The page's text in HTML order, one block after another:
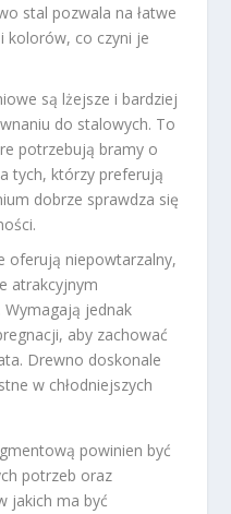
stal pozwala na łatwe
kolorów, co czyni je
są lżejsze i bardziej
do stalowych. To
potrzebują bramy o
tych, którzy preferują
dobrze sprawdza się
oferują niepowtarzalny,
atrakcyjnym
jednak
aby zachować
Drewno doskonale
w chłodniejszych
powinien być
potrzeb oraz
jakich ma być